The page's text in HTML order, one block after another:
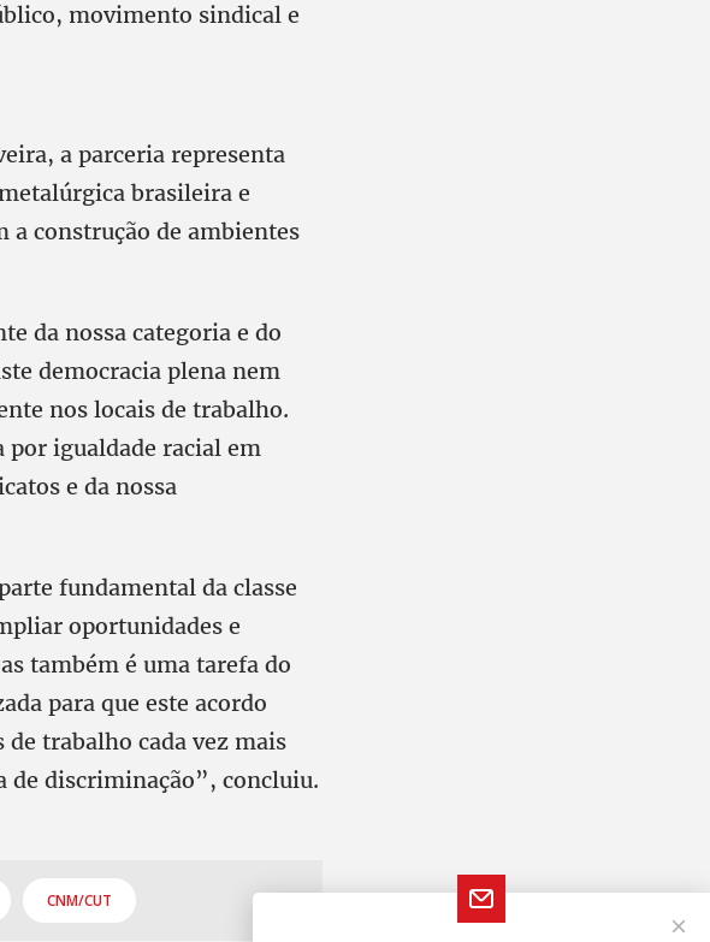
movimento sindical e
a parceria representa
brasileira e
construção de ambientes
da nossa categoria e do
democracia plena nem
nos locais de trabalho.
por igualdade racial em
e da nossa
fundamental da classe
oportunidades e
também é uma tarefa do
para que este acordo
trabalho cada vez mais
discriminação”, concluiu.
CNM/CUT